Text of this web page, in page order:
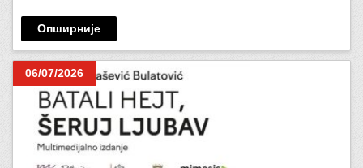
Опширније
06/07/2026